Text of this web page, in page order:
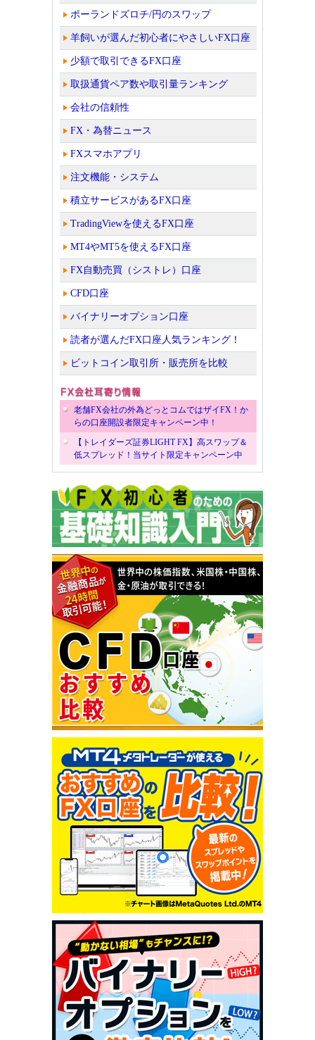
ポーランドズロチ/円のスワップ
羊飼いが選んだ初心者にやさしいFX口座
少額で取引できるFX口座
取扱通貨ペア数や取引量ランキング
会社の信頼性
FX・為替ニュース
FXスマホアプリ
注文機能・システム
積立サービスがあるFX口座
TradingViewを使えるFX口座
MT4やMT5を使えるFX口座
FX自動売買（シストレ）口座
CFD口座
バイナリーオプション口座
読者が選んだFX口座人気ランキング！
ビットコイン取引所・販売所を比較
老舗FX会社の外為どっとコムではザイFX！か
らの口座開設者限定キャンペーン中！
【トレイダーズ証券LIGHT FX】高スワップ＆
低スプレッド！当サイト限定キャンペーン中